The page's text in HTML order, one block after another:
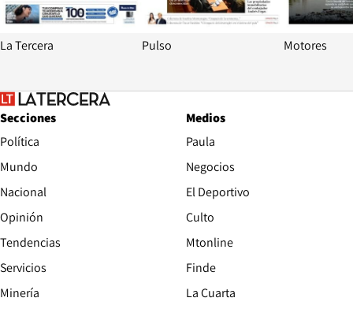
La Tercera Pulso Motores
Secciones
Política
Mundo
Nacional
Opinión
Tendencias
Servicios
Minería
Medios
Paula
Negocios
El Deportivo
Culto
Mtonline
Finde
La Cuarta